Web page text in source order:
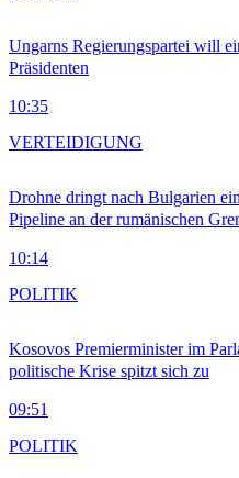
Ungarns Regierungspartei will
Präsidenten
10:35
Drohne dringt nach Bulgarien
Pipeline an der rumänischen
10:14
VERTEIDIGUNG
Kosovos Premierminister im
politische Krise spitzt sich zu
09:51
POLITIK
POLITIK